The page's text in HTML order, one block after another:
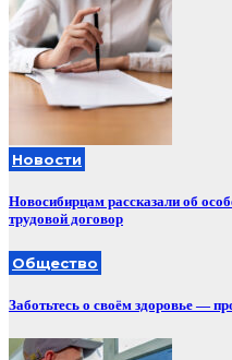
Новости
Новосибирцам рассказали об
трудовой договор
Общество
Заботьтесь о своём здоровье —